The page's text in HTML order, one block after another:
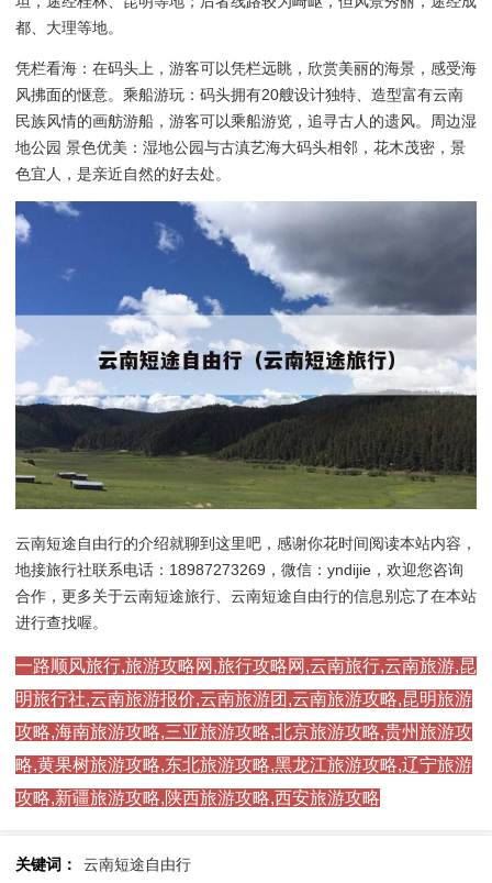
都、大理等地。
凭栏看海：在码头上，游客可以凭栏远眺，欣赏美丽的海景，感受海
风拂面的惬意。乘船游玩：码头拥有20艘设计独特、造型富有云南
民族风情的画舫游船，游客可以乘船游览，追寻古人的遗风。周边湿
地公园 景色优美：湿地公园与古滇艺海大码头相邻，花木茂密，景
色宜人，是亲近自然的好去处。
云南短途自由行的介绍就聊到这里吧，感谢你花时间阅读本站内容，
地接旅行社联系电话：18987273269，微信：yndijie，欢迎您咨询
合作，更多关于云南短途旅行、云南短途自由行的信息别忘了在本站
进行查找喔。
一路顺风旅行,旅游攻略网,旅行攻略网,云南旅行,云南旅游,昆
明旅行社,云南旅游报价,云南旅游团,云南旅游攻略,昆明旅游
攻略,海南旅游攻略,三亚旅游攻略,北京旅游攻略,贵州旅游攻
略,黄果树旅游攻略,东北旅游攻略,黑龙江旅游攻略,辽宁旅游
攻略,新疆旅游攻略,陕西旅游攻略,西安旅游攻略
关键词： 云南短途自由行